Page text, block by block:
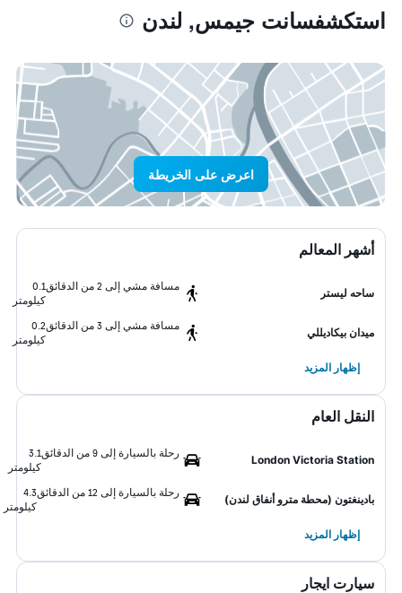
استكشفسانت جيمس, لندن
اعرض على الخريطة
أشهر المعالم
ساحه ليستر
مسافة مشي إلى 2 من الدقائق
0.1
كيلومتر
ميدان بيكاديللي
مسافة مشي إلى 3 من الدقائق
0.2
كيلومتر
إظهار المزيد
النقل العام
London Victoria Station
رحلة بالسيارة إلى 9 من الدقائق
3.1
كيلومتر
بادينغتون (محطة مترو أنفاق لندن)
رحلة بالسيارة إلى 12 من الدقائق
4.3
كيلومتر
إظهار المزيد
سيارت ايجار